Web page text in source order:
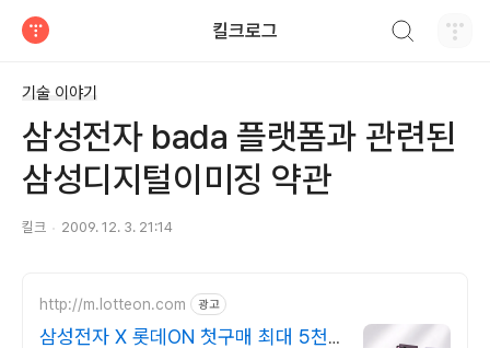
킬크로그
기술 이야기
삼성전자 bada 플랫폼과 관련된
삼성디지털이미징 약관
킬크 2009. 12. 3. 21:14
http://m.lotteon.com 광고
삼성전자 X 롯데ON 첫구매 최대 5천